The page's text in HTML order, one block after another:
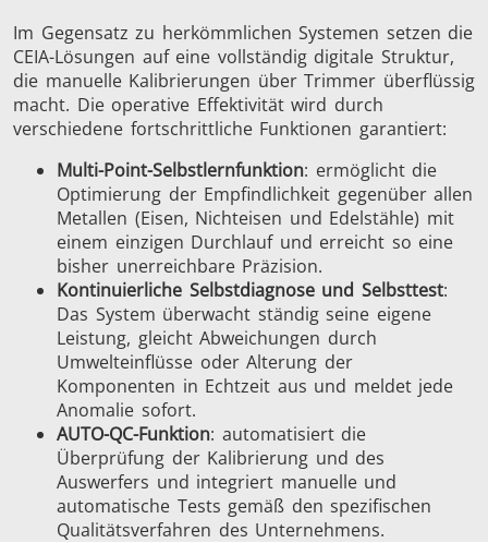
Im Gegensatz zu herkömmlichen Systemen setzen die
CEIA-Lösungen auf eine vollständig digitale Struktur,
die manuelle Kalibrierungen über Trimmer überflüssig
macht. Die operative Effektivität wird durch
verschiedene fortschrittliche Funktionen garantiert:
Multi-Point-Selbstlernfunktion: ermöglicht die
Optimierung der Empfindlichkeit gegenüber allen
Metallen (Eisen, Nichteisen und Edelstähle) mit
einem einzigen Durchlauf und erreicht so eine
bisher unerreichbare Präzision.
Kontinuierliche Selbstdiagnose und Selbsttest:
Das System überwacht ständig seine eigene
Leistung, gleicht Abweichungen durch
Umwelteinflüsse oder Alterung der
Komponenten in Echtzeit aus und meldet jede
Anomalie sofort.
AUTO-QC-Funktion: automatisiert die
Überprüfung der Kalibrierung und des
Auswerfers und integriert manuelle und
automatische Tests gemäß den spezifischen
Qualitätsverfahren des Unternehmens.